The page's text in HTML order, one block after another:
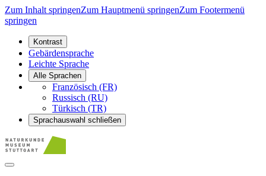
Zum Inhalt springenZum Hauptmenü springenZum Footermenü
springen
Kontrast
Gebärdensprache
Leichte Sprache
Alle Sprachen
Französisch (FR)
Russisch (RU)
Türkisch (TR)
Sprachauswahl schließen